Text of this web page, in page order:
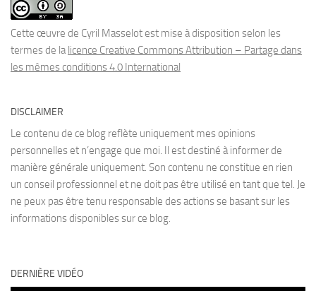
Cette œuvre de Cyril Masselot est mise à disposition selon les
termes de lalicence Creative Commons Attribution – Partage dans
les mêmes conditions 4.0 International
DISCLAIMER
Le contenu de ce blog reflète uniquement mes opinions
personnelles et n’engage que moi. Il est destiné à informer de
manière générale uniquement. Son contenu ne constitue en rien
un conseil professionnel et ne doit pas être utilisé en tant que tel. Je
ne peux pas être tenu responsable des actions se basant sur les
informations disponibles sur ce blog.
DERNIÈRE VIDÉO